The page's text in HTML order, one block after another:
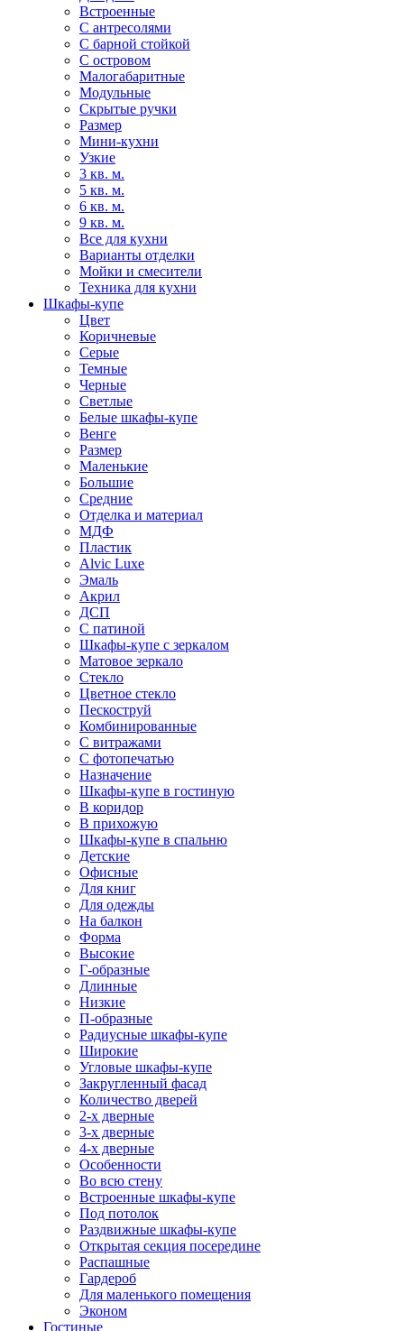
Встроенные
С антресолями
С барной стойкой
С островом
Малогабаритные
Модульные
Скрытые ручки
Размер
Мини-кухни
Узкие
3 кв. м.
5 кв. м.
6 кв. м.
9 кв. м.
Все для кухни
Варианты отделки
Мойки и смесители
Техника для кухни
Шкафы-купе
Цвет
Коричневые
Серые
Темные
Черные
Светлые
Белые шкафы-купе
Венге
Размер
Маленькие
Большие
Средние
Отделка и материал
МДФ
Пластик
Alvic Luxe
Эмаль
Акрил
ДСП
С патиной
Шкафы-купе с зеркалом
Матовое зеркало
Стекло
Цветное стекло
Пескоструй
Комбинированные
С витражами
С фотопечатью
Назначение
Шкафы-купе в гостиную
В коридор
В прихожую
Шкафы-купе в спальню
Детские
Офисные
Для книг
Для одежды
На балкон
Форма
Высокие
Г-образные
Длинные
Низкие
П-образные
Радиусные шкафы-купе
Широкие
Угловые шкафы-купе
Закругленный фасад
Количество дверей
2-х дверные
3-х дверные
4-х дверные
Особенности
Во всю стену
Встроенные шкафы-купе
Под потолок
Раздвижные шкафы-купе
Открытая секция посередине
Распашные
Гардероб
Для маленького помещения
Эконом
Гостиные